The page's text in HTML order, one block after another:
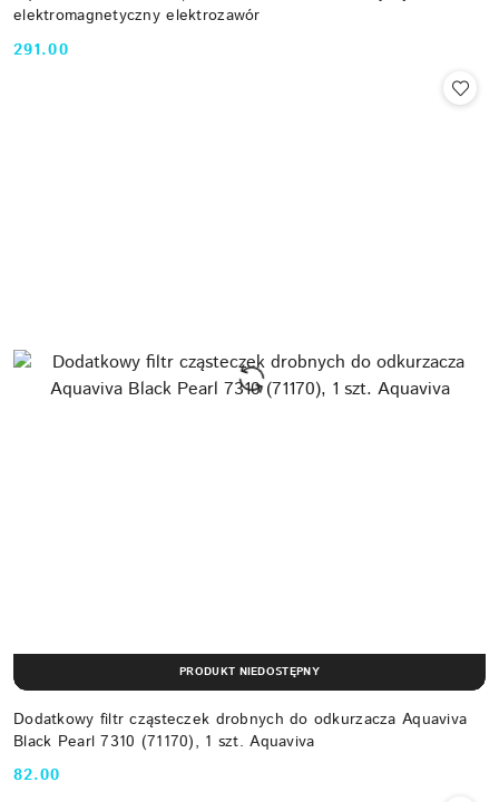
elektromagnetyczny elektrozawór
Cena:
291.00
Dodatkowy filtr cząsteczek drobnych do odkurzacza Aquaviva
Black Pearl 7310 (71170), 1 szt. Aquaviva
Cena:
82.00
PRODUKT NIEDOSTĘPNY